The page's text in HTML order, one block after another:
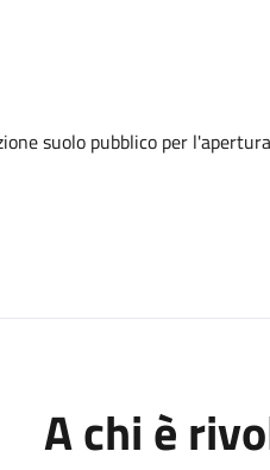
suolo pubblico per
A chi è